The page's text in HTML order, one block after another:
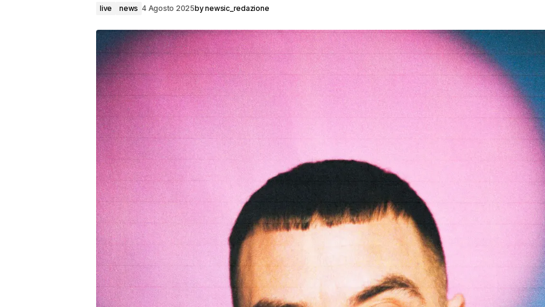
live news 4 Agosto 2025bynewsic_redazione